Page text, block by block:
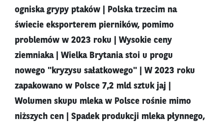
ogniska grypy ptaków | Polska trzecim na
świecie eksporterem pierników, pomimo
problemów w 2023 roku | Wysokie ceny
ziemniaka | Wielka Brytania stoi u progu
nowego "kryzysu sałatkowego" | W 2023 roku
zapakowano w Polsce 7,2 mld sztuk jaj |
Wolumen skupu mleka w Polsce rośnie mimo
niższych cen | Spadek produkcji mleka płynnego,